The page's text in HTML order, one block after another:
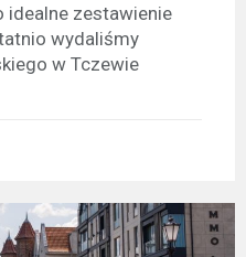
idealne zestawienie
wydaliśmy
w Tczewie